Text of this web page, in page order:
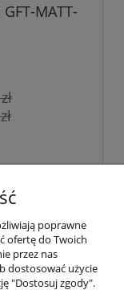
MATT-
poprawne
ofertę do Twoich
przez nas
dostosować użycie
"Dostosuj zgody".